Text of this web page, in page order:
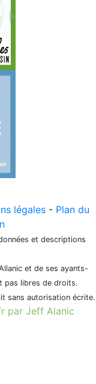
légales- Plan du
et descriptions
et de ses ayants-
pas libres de droits.
sans autorisation écrite.
par Jeff Alanic